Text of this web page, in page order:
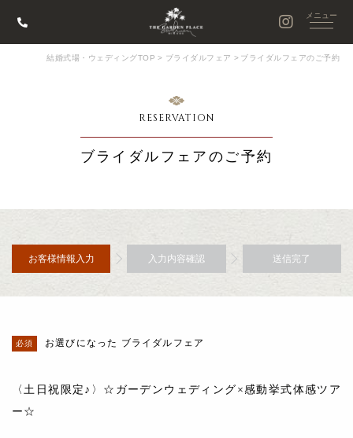
結婚式場・ウェディングTOP > ブライダルフェア > ブライダルフェアのご予約
RESERVATION
ブライダルフェアのご予約
お客様情報入力 入力内容確認 送信完了
お選びになった ブライダルフェア
〈土日祝限定♪〉☆ガーデンウェディング×感動挙式体感ツア
ー☆